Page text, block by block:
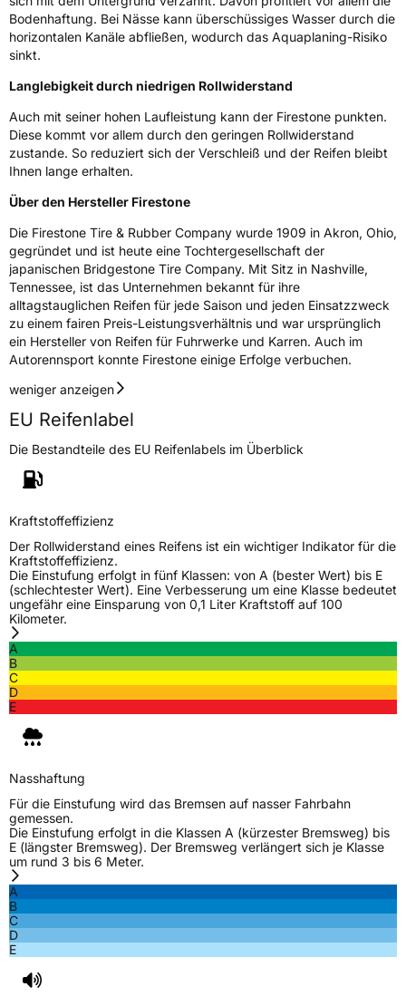
3PMSF / Schneeflockensymbol / Alpine-SymbolJa
Allgemeine Produktsicherheit (GPSR)
HerstellerkontaktBRIDGESTONE EU NV/SA, Via del Fosso del
Salceto 13/15 00128 Rome Italien,
market.surveillance@bridgestone.eu
Bodenhaftung. Bei Nässe kann überschüssiges Wasser durch die
horizontalen Kanäle abfließen, wodurch das Aquaplaning-Risiko
sinkt.
Langlebigkeit durch niedrigen Rollwiderstand
Auch mit seiner hohen Laufleistung kann der Firestone punkten.
Diese kommt vor allem durch den geringen Rollwiderstand
zustande. So reduziert sich der Verschleiß und der Reifen bleibt
Ihnen lange erhalten.
Über den Hersteller Firestone
Die Firestone Tire & Rubber Company wurde 1909 in Akron, Ohio,
gegründet und ist heute eine Tochtergesellschaft der
japanischen Bridgestone Tire Company. Mit Sitz in Nashville,
Tennessee, ist das Unternehmen bekannt für ihre
alltagstauglichen Reifen für jede Saison und jeden Einsatzzweck
zu einem fairen Preis-Leistungsverhältnis und war ursprünglich
ein Hersteller von Reifen für Fuhrwerke und Karren. Auch im
Autorennsport konnte Firestone einige Erfolge verbuchen.
weniger anzeigen
EU Reifenlabel
Die Bestandteile des EU Reifenlabels im Überblick
Kraftstoffeffizienz
Der Rollwiderstand eines Reifens ist ein wichtiger Indikator für die
Kraftstoffeffizienz.
Die Einstufung erfolgt in fünf Klassen: von A (bester Wert) bis E
(schlechtester Wert). Eine Verbesserung um eine Klasse bedeutet
ungefähr eine Einsparung von 0,1 Liter Kraftstoff auf 100
Kilometer.
A
B
C
D
E
Nasshaftung
Für die Einstufung wird das Bremsen auf nasser Fahrbahn
gemessen.
Die Einstufung erfolgt in die Klassen A (kürzester Bremsweg) bis
E (längster Bremsweg). Der Bremsweg verlängert sich je Klasse
um rund 3 bis 6 Meter.
A
B
C
D
E